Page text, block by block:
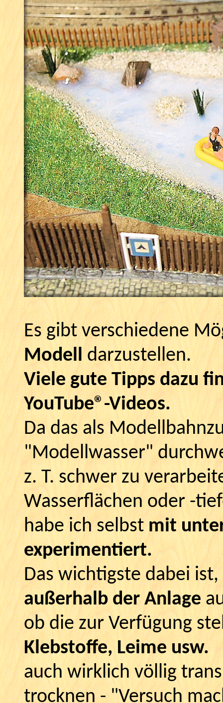
Es gibt verschiedene
Modelldarzustellen.
Viele gute Tipps dazu
YouTube®-Videos.
Da das als
"Modellwasser"
z. T. schwer zu
Wasserflächen oder -
habe ich selbstmit
experimentiert.
Das wichtigste dabei
außerhalb der Anlage
ob die zur Verfügung
Klebstoffe, Leime usw.
auch wirklich völlig
trocknen - "Versuch